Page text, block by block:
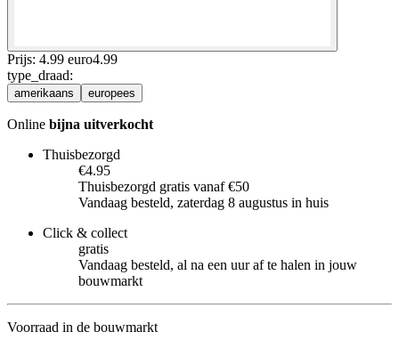
Prijs: 4.99 euro4.99
type_draad:
amerikaans europees
Online bijna uitverkocht
Thuisbezorgd
€4.95
Thuisbezorgd gratis vanaf €50
Vandaag besteld, zaterdag 8 augustus in huis
Click & collect
gratis
Vandaag besteld, al na een uur af te halen in jouw
bouwmarkt
Voorraad in de bouwmarkt